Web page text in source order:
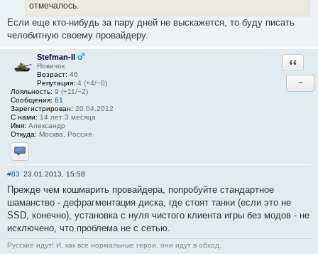
отмечалось.
Если еще кто-нибудь за пару дней не выскажется, то буду писать
челобитную своему провайдеру.
Stefman-II
Новичок
Возраст: 46
Репутация: 4 (+4/−0)
Лояльность: 9 (+11/−2)
Сообщения: 61
Зарегистрирован: 20.04.2012
С нами: 14 лет 3 месяца
Имя: Александр
Откуда: Москва, Россия
Отправить личное сообщение
−
#83 23.01.2013, 15:58
Прежде чем кошмарить провайдера, попробуйте стандартное
шаманство - дефрагментация диска, где стоят танки (если это не
SSD, конечно), установка с нуля чистого клиента игры без модов - не
исключено, что проблема не с сетью.
Русские идут! И, как все нормальные герои, они идут в обход.